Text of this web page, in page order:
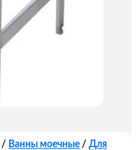
/ Ванны моечные / Для